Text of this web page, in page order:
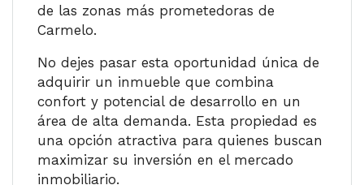
de las zonas más prometedoras de
Carmelo.
No dejes pasar esta oportunidad única de
adquirir un inmueble que combina
confort y potencial de desarrollo en un
área de alta demanda. Esta propiedad es
una opción atractiva para quienes buscan
maximizar su inversión en el mercado
inmobiliario.